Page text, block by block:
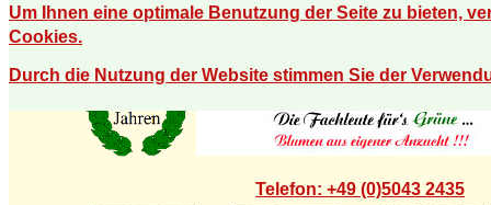
Um Ihnen eine optimale Benutzung der Seite zu bieten,
Cookies.
Durch die Nutzung der Website stimmen Sie der
Telefon: +49 (0)5043 2435